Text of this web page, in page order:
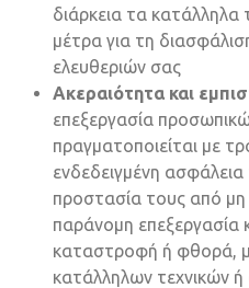
διάρκεια τα κατάλληλα
μέτρα για τη
ελευθεριών σας
Ακεραιότητα και
επεξεργασία
πραγματοποιείται με
ενδεδειγμένη
προστασία τους από
παράνομη επεξεργασία
καταστροφή ή φθορά,
κατάλληλων τεχνικών